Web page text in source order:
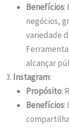
Benefícios:
negócios,
variedade
alcançar
Instagram:
Propósito:
Benefícios: